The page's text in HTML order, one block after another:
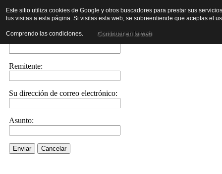
Envíe este enlace a un amigo por correo electrónico
Enviar correo electrónico a::
Remitente:
Su dirección de correo electrónico:
Asunto:
Enviar Cancelar
Este sitio utiliza cookies de Google y otros buscadores para prestar sus
tus visitas a esta página. Si visitas esta web, se sobreentiende que aceptas el
Comprendo las condiciones. Continuar en la web